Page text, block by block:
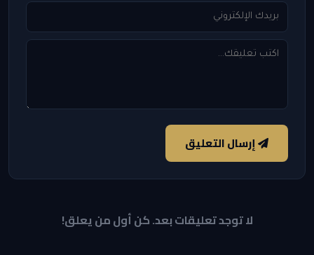
إرسال التعليق
لا توجد تعليقات بعد. كن أول من يعلق!